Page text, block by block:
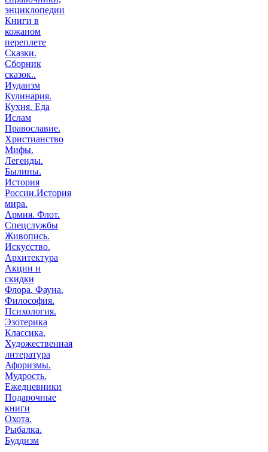
энциклопедии
Книги в
кожаном
переплете
Сказки.
Сборник
сказок..
Иудаизм
Кулинария.
Кухня. Еда
Ислам
Православие.
Христианство
Мифы.
Легенды.
Былины.
История
России.История
мира.
Армия. Флот.
Спецслужбы
Живопись.
Искусство.
Архитектура
Акции и
скидки
Флора. Фауна.
Философия.
Психология.
Эзотерика
Классика.
Художественная
литература
Афоризмы.
Мудрость.
Ежедневники
Подарочные
книги
Охота.
Рыбалка.
Буддизм